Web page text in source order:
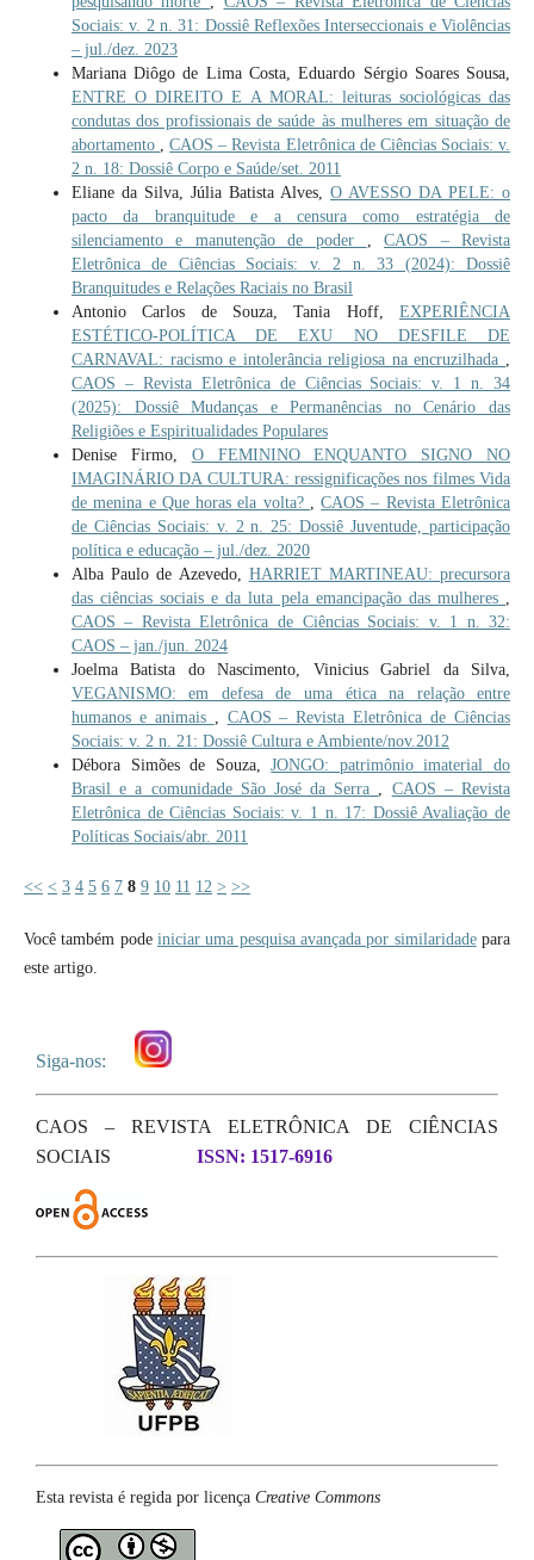
Sociais: v. 2 n. 31: Dossiê Reflexões Interseccionais e Violências
– jul./dez. 2023
Mariana Diôgo de Lima Costa, Eduardo Sérgio Soares Sousa,
ENTRE O DIREITO E A MORAL: leituras sociológicas das
condutas dos profissionais de saúde às mulheres em situação de
abortamento
,CAOS – Revista Eletrônica de Ciências Sociais: v.
2 n. 18: Dossiê Corpo e Saúde/set. 2011
Eliane da Silva, Júlia Batista Alves,O AVESSO DA PELE: o
pacto da branquitude e a censura como estratégia de
silenciamento e manutenção de poder
,CAOS – Revista
Eletrônica de Ciências Sociais: v. 2 n. 33 (2024): Dossiê
Branquitudes e Relações Raciais no Brasil
Antonio Carlos de Souza, Tania Hoff,EXPERIÊNCIA
ESTÉTICO-POLÍTICA DE EXU NO DESFILE DE
CARNAVAL: racismo e intolerância religiosa na encruzilhada
CAOS – Revista Eletrônica de Ciências Sociais: v. 1 n. 34
(2025): Dossiê Mudanças e Permanências no Cenário das
Religiões e Espiritualidades Populares
Denise Firmo, O FEMININO ENQUANTO SIGNO NO
IMAGINÁRIO DA CULTURA: ressignificações nos filmes Vida
de menina e Que horas ela volta?
,CAOS – Revista Eletrônica
de Ciências Sociais: v. 2 n. 25: Dossiê Juventude, participação
política e educação – jul./dez. 2020
Alba Paulo de Azevedo, HARRIET MARTINEAU: precursora
das ciências sociais e da luta pela emancipação das mulheres
CAOS – Revista Eletrônica de Ciências Sociais: v. 1 n. 32:
CAOS – jan./jun. 2024
Joelma Batista do Nascimento, Vinicius Gabriel da Silva,
VEGANISMO: em defesa de uma ética na relação entre
humanos e animais
CAOS – Revista Eletrônica de Ciências
Sociais: v. 2 n. 21: Dossiê Cultura e Ambiente/nov.2012
Débora Simões de Souza,JONGO: patrimônio imaterial do
Brasil e a comunidade São José da Serra
CAOS – Revista
Eletrônica de Ciências Sociais: v. 1 n. 17: Dossiê Avaliação de
Políticas Sociais/abr. 2011
<< < 3 4 5 6 7 8 9 10 11 12 > >>
Você também pode iniciar uma pesquisa avançada por similaridadepara
este artigo.
Siga-nos:
CAOS – REVISTA ELETRÔNICA DE CIÊNCIAS
SOCIAIS
ISSN: 1517-6916
Esta revista é regida por licença Creative Commons